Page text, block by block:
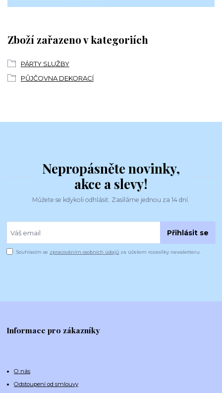
Zboží zařazeno v kategoriích
PÁRTY SLUŽBY
PŮJČOVNA DEKORACÍ
Nepropásněte novinky,
akce a slevy!
Můžete se kdykoli odhlásit. Zasíláme jednou za 14 dní.
Přihlásit se
Souhlasím se zpracováním osobních údajů za účelem rozesílky newsletteru.
Informace pro zákazníky
O nás
Odstoupení od smlouvy